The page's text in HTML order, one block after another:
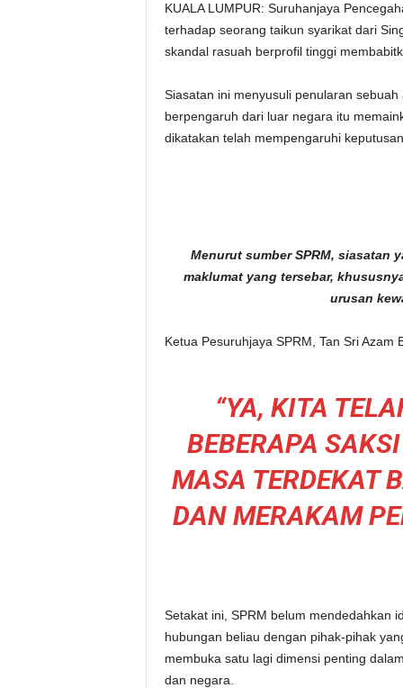
KUALA LUMPUR: Suruhanjaya
terhadap seorang taikun syarikat dari
skandal rasuah berprofil tinggi
Siasatan ini menyusuli penularan
berpengaruh dari luar negara itu
dikatakan telah mempengaruhi
Menurut sumber SPRM, siasatan
maklumat yang tersebar,
urusan
Ketua Pesuruhjaya SPRM, Tan Sri
“YA, KITA
BEBERAPA
MASA TERDEKAT
DAN MERAKAM
Setakat ini, SPRM belum mendedahkan
hubungan beliau dengan pihak-pihak
membuka satu lagi dimensi penting
dan negara.